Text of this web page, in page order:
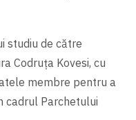
studiu de către
Codruța Kovesi, cu
membre pentru a
cadrul Parchetului